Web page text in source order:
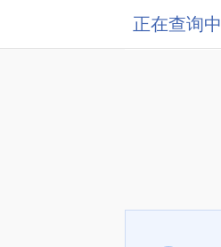
正在查询中